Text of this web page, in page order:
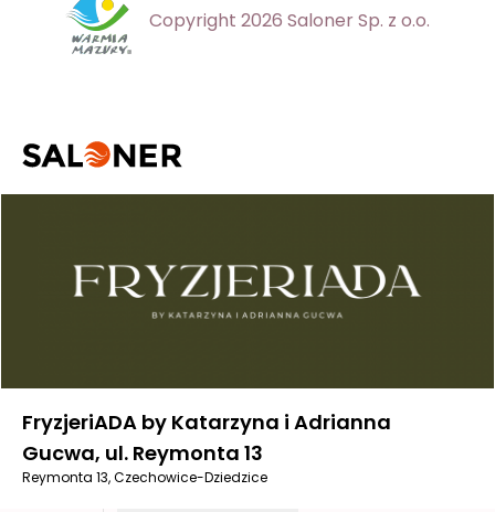
Copyright 2026 Saloner Sp. z o.o.
FryzjeriADA by Katarzyna i Adrianna
Gucwa, ul. Reymonta 13
Reymonta 13, Czechowice-Dziedzice